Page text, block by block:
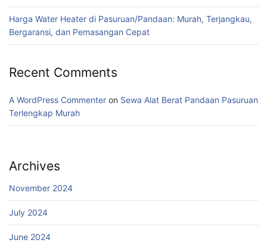
Harga Water Heater di Pasuruan/Pandaan: Murah, Terjangkau,
Bergaransi, dan Pemasangan Cepat
Recent Comments
A WordPress Commenter on Sewa Alat Berat Pandaan Pasuruan
Terlengkap Murah
Archives
November 2024
July 2024
June 2024